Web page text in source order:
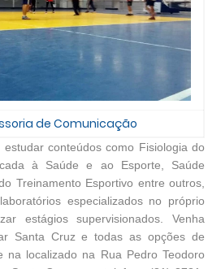
de Comunicação
conteúdos como Fisiologia do
à Saúde e ao Esporte, Saúde
Treinamento Esportivo entre outros,
especializados no próprio
estágios supervisionados. Venha
Santa Cruz e todas as opções de
na localizado na Rua Pedro Teodoro